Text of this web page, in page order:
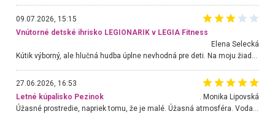
09.07.2026, 15:15
Vnútorné detské ihrisko LEGIONARIK v LEGIA Fitness
Elena Selecká
27.06.2026, 16:53
Letné kúpalisko Pezinok
. Monika Lipovská
Úžasné prostredie, napriek tomu, že je malé. Úžasná atmosféra. Voda fantastická a nádherná. Ľudí je pomerne veľa, ale su mili a ohľaduplní. Je veľmi zaujímavé sledovať, ako dokážu spolu športovať cudzí ľudia a bez ohľadu na vek. Vládne tu pohoda. Vnuka neviem dostať z vody. Ďakujem za krásny deň . Urcite sa sem vrátim. Jediný problém je s parkovaním, ale aj ten sa mi podarilo vyriešiť. Monika Bratislava